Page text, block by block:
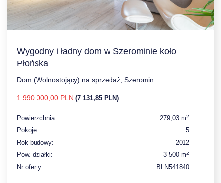
Wygodny i ładny dom w Szerominie koło
Płońska
Dom (Wolnostojący) na sprzedaż, Szeromin
1 990 000,00 PLN (7 131,85 PLN)
Powierzchnia: 279,03 m2
Pokoje:
5
Rok budowy:
2012
Pow. działki:
3 500 m2
Nr oferty: BLN541840